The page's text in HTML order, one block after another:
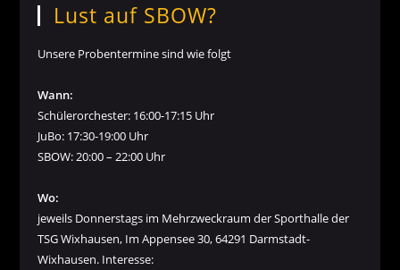
Lust auf SBOW?
Unsere Probentermine sind wie folgt
Wann:
Schülerorchester: 16:00-17:15 Uhr
JuBo: 17:30-19:00 Uhr
SBOW: 20:00 – 22:00 Uhr
Wo:
jeweils Donnerstags im Mehrzweckraum der Sporthalle der
TSG Wixhausen, Im Appensee 30, 64291 Darmstadt-
Wixhausen. Interesse: